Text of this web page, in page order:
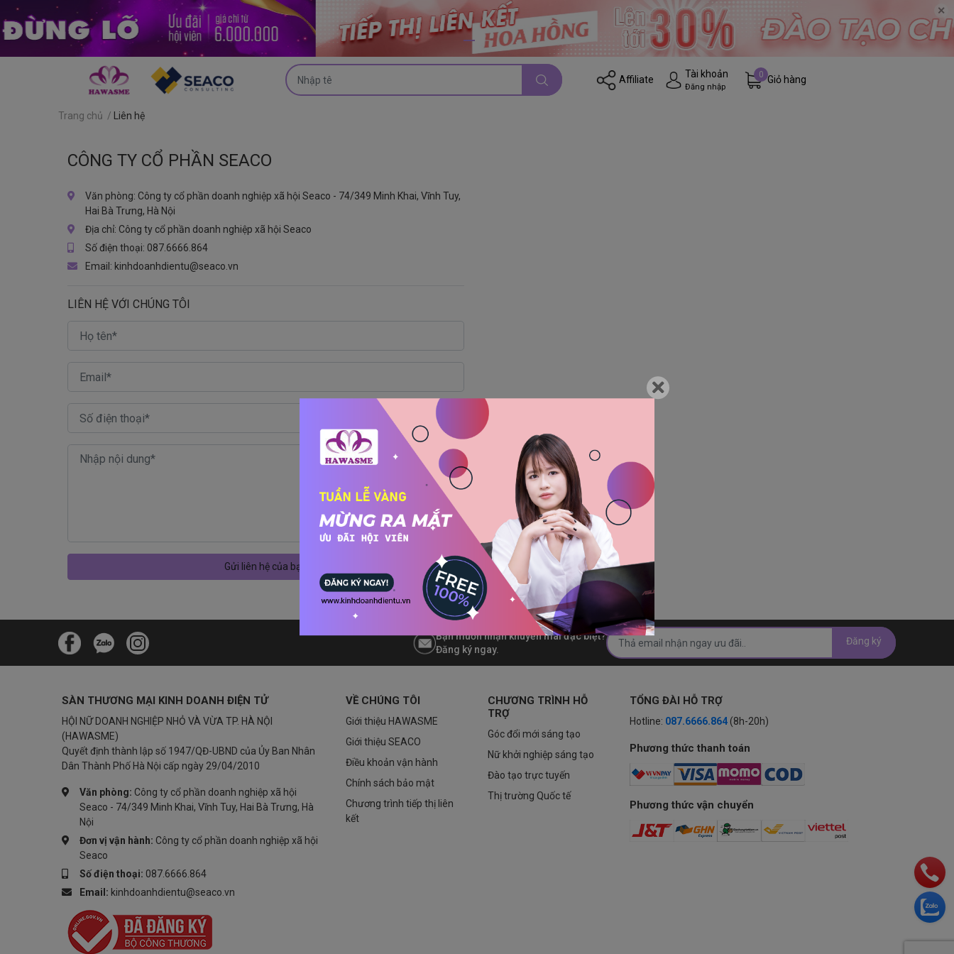
✕
Affiliate Tài khoản
Đăng nhập
Giỏ hàng
0
Trang chủ / Liên hệ
CÔNG TY CỔ PHẦN SEACO
Văn phòng: Công ty cổ phần doanh nghiệp xã hội Seaco - 74/349 Minh Khai, Vĩnh Tuy,
Hai Bà Trưng, Hà Nội
Địa chỉ: Công ty cổ phần doanh nghiệp xã hội Seaco
Số điện thoại: 087.6666.864
Email: kinhdoanhdientu@seaco.vn
LIÊN HỆ VỚI CHÚNG TÔI
Gửi liên hệ của bạn
Bạn muốn nhận khuyến mãi đặc biệt?
Đăng ký ngay.
Đăng ký
SÀN THƯƠNG MẠI KINH DOANH ĐIỆN TỬ
HỘI NỮ DOANH NGHIỆP NHỎ VÀ VỪA TP. HÀ NỘI
(HAWASME)
Quyết định thành lập số 1947/QĐ-UBND của Ủy Ban Nhân
Dân Thành Phố Hà Nội cấp ngày 29/04/2010
Văn phòng: Công ty cổ phần doanh nghiệp xã hội
Seaco - 74/349 Minh Khai, Vĩnh Tuy, Hai Bà Trưng, Hà
Nội
Đơn vị vận hành: Công ty cổ phần doanh nghiệp xã hội
Seaco
Số điện thoại: 087.6666.864
Email: kinhdoanhdientu@seaco.vn
VỀ CHÚNG TÔI
Giới thiệu HAWASME
Giới thiệu SEACO
Điều khoản vận hành
Chính sách bảo mật
Chương trình tiếp thị liên
kết
CHƯƠNG TRÌNH HỖ
TRỢ
Góc đổi mới sáng tạo
Nữ khởi nghiệp sáng tạo
Đào tạo trực tuyến
Thị trường Quốc tế
TỔNG ĐÀI HỖ TRỢ
Hotline: 087.6666.864 (8h-20h)
Phương thức thanh toán
Phương thức vận chuyển